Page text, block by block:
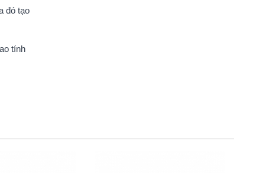
đó tạo
tính